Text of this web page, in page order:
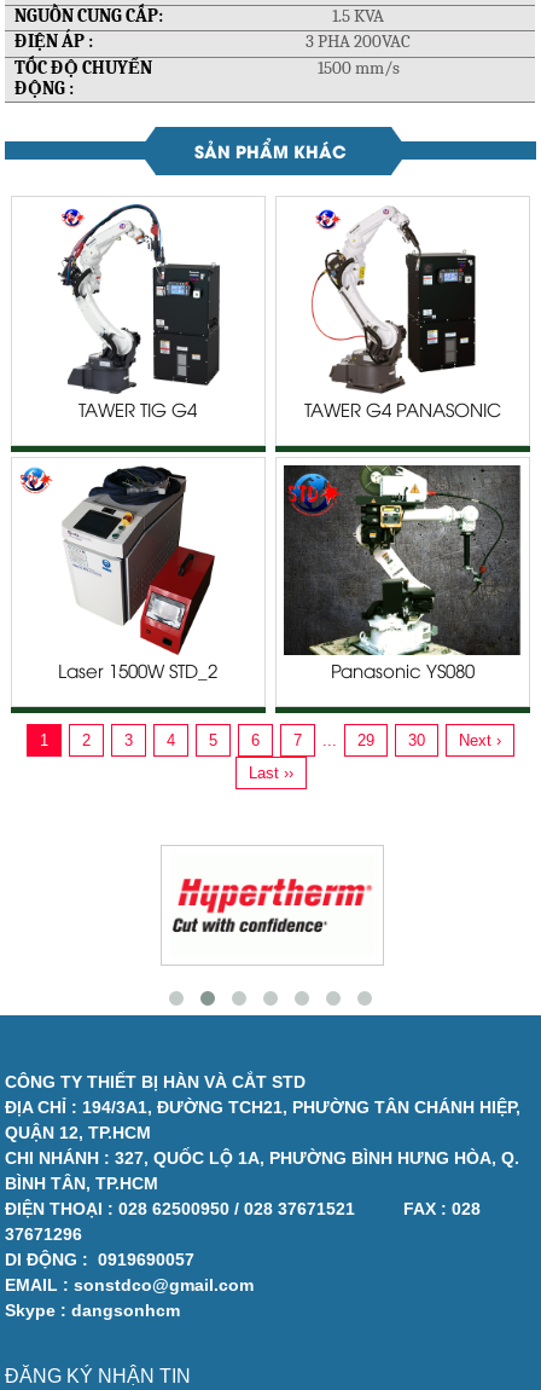
NGUỒN CUNG CẤP:
1.5 KVA
ĐIỆN ÁP :
3 PHA 200VAC
TỐC ĐỘ CHUYỂN
ĐỘNG :
1500 mm/s
SẢN PHẨM KHÁC
TAWER TIG G4
TAWER G4 PANASONIC
Laser 1500W STD_2 Panasonic YS080
1 2 3 4 5 6 7 ... 29 30
Next ›
Last ››
CÔNG TY THIẾT BỊ HÀN VÀ CẮT STD
ĐỊA CHỈ : 194/3A1, ĐƯỜNG TCH21, PHƯỜNG TÂN CHÁNH HIỆP,
QUẬN 12, TP.HCM
CHI NHÁNH : 327, QUỐC LỘ 1A, PHƯỜNG BÌNH HƯNG HÒA, Q.
BÌNH TÂN, TP.HCM
ĐIỆN THOẠI :028 62500950 / 028 37671521 FAX :028
37671296
DI ĐỘNG :0919690057
EMAIL : sonstdco@gmail.com
Skype : dangsonhcm
ĐĂNG KÝ NHẬN TIN